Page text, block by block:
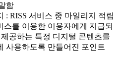
함
: RISS 서비스 중 마일리지 적립
스를 이용한 이용자에게 지급되
제공하는 특정 디지털 콘텐츠를
사용하도록 만들어진 포인트